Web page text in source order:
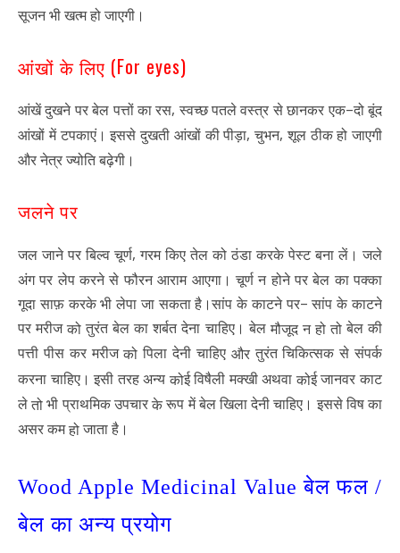
सूजन भी खत्म हो जाएगी।
आंखों के लिए (For eyes)
आंखें दुखने पर बेल पत्तों का रस,स्वच्छ पतले वस्त्र से छानकर एक–दो बूंद
आंखों में टपकाएं। इससे दुखती आंखों की पीड़ा,चुभन,शूल ठीक हो जाएगी
और नेत्र ज्योति बढ़ेगी।
जलने पर
जल जाने पर बिल्व चूर्ण,गरम किए तेल को ठंडा करके पेस्ट बना लें। जले
अंग पर लेप करने से फौरन आराम आएगा। चूर्ण न होने पर बेल का पक्का
गूदा साफ़ करके भी लेपा जा सकता है।सांप के काटने पर–सांप के काटने
पर मरीजकोतुरंत बेल का शर्बत देना चाहिए। बेलमौजूद न हो तोबेल की
पत्ती पीस कर मरीजकोपिला देनी चाहिए औरतुरंत चिकित्सक से संपर्क
करना चाहिए। इसी तरह अन्यकोई विषैली मक्खी अथवाकोई जानवर काट
लेतोभी प्राथमिक उपचारकेरूप में बेल खिला देनी चाहिए। इससे विष का
असर कमहोजाता है।
Wood Apple Medicinal Value बेल फल /
बेल का अन्य प्रयोग